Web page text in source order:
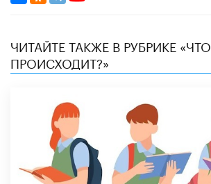
ЧИТАЙТЕ ТАКЖЕ В РУБРИКЕ «ЧТО
ПРОИСХОДИТ?»